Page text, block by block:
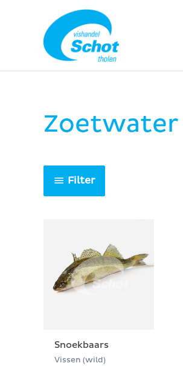
Zoetwater
Filter
Snoekbaars
Vissen (wild)